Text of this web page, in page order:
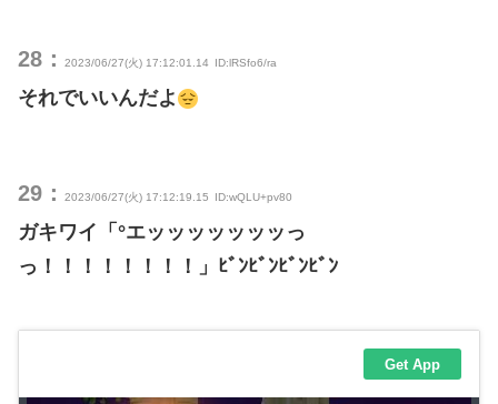
28： 2023/06/27(火) 17:12:01.14 ID:lRSfo6/ra
それでいいんだよ
29： 2023/06/27(火) 17:12:19.15 ID:wQLU+pv80
ガキワイ「°エッッッッッッッっ
っ！！！！！！！！」ﾋﾞﾝﾋﾞﾝﾋﾞﾝﾋﾞﾝ